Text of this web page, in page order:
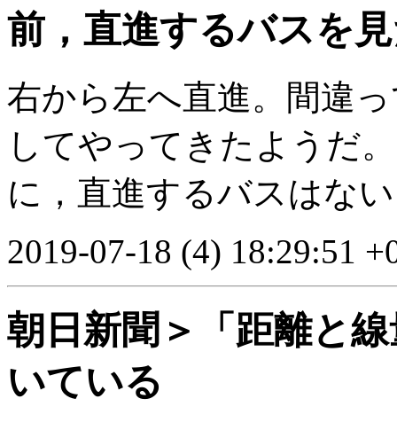
前，直進するバスを
右から左へ直進。間違
してやってきたようだ
に，直進するバスはな
2019-07-18 (4) 18:29:51
朝日新聞＞「距離と
いている